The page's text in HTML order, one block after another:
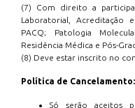
(7) Com direito a
Laboratorial, Acreditação
PACQ; Patologia
Residência Médica e Pós-
(8) Deve estar inscrito no
Política de Cancelamento:
Só serão aceitos